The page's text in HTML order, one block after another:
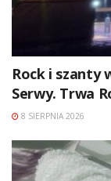
Rock i szanty
Serwy. Trwa
8 SIERPNIA 2026